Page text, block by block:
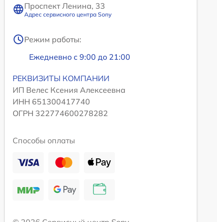
Проспект Ленина, 33
Адрес сервисного центра Sony
Режим работы:
Ежедневно с 9:00 до 21:00
РЕКВИЗИТЫ КОМПАНИИ
ИП Велес Ксения Алексеевна
ИНН 651300417740
ОГРН 322774600278282
Способы оплаты